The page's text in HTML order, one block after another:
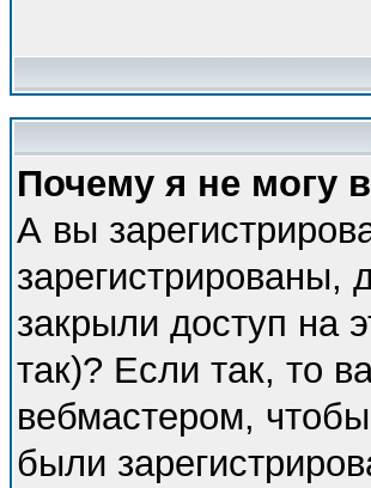
Почему я не могу
А вы
зарегистрированы,
закрыли доступ на
так)? Если так, то
вебмастером,
были